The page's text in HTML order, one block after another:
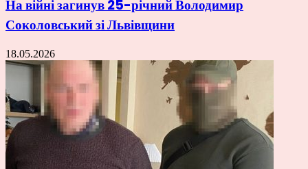
На війні загинув 25-річний Володимир
Соколовський зі Львівщини
18.05.2026